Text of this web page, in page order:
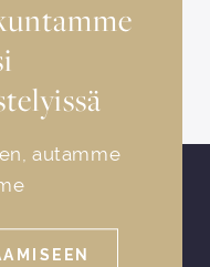
autamme